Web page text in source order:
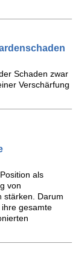
Schaden zwar
Verschärfung
als
von
stärken. Darum
gesamte